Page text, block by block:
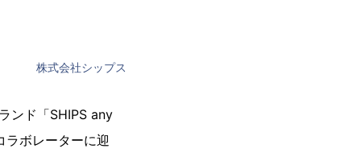
株式会社シップス
ンド「SHIPS any
ラボレーターに迎